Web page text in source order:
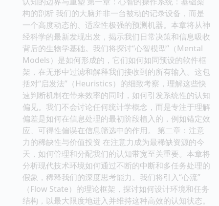
构的剖析 我们的大脑并非一台被动的记录设备，而是
一个高度动态的、适应性极强的预测机器。本章将从神
经科学的最新发现出发，揭示我们日常决策和信息吸收
背后的生物学基础。我们将探讨“心智模型”（Mental
Models）是如何形成的，它们如何如同预设的软件框
架，在无形中过滤和解释我们接收到的所有输入。这包
括对“启发法”（Heuristics）的细致考察，理解这些快
速判断机制在带来效率的同时，如何引发系统性的认知
偏见。我们不会讨论任何统计学概念，而是专注于理解
偏差是如何在信息处理的最初阶段植入的，例如锚定效
应、可得性偏误在信息筛选中的作用。 第二章：注意
力的稀缺性与价值投资 在注意力成为最稀缺资源的今
天，如何管理和分配我们的认知带宽至关重要。本章将
分析现代技术环境如何通过不断的中断和多任务处理的
假象，稀释我们的深度思考能力。我们将引入“心流”
（Flow State）的理论框架，探讨如何设计环境和任务
结构，以最大限度地进入并维持这种高效的认知状态。